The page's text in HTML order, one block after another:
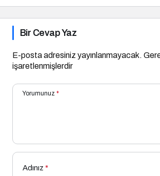
Bir Cevap Yaz
E-posta adresiniz yayınlanmayacak.
işaretlenmişlerdir
Yorumunuz *
Adınız *